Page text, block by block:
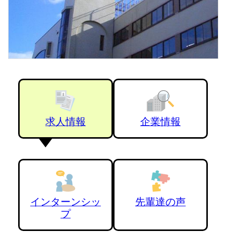
求人情報 企業情報
インターンシッ
プ
先輩達の声